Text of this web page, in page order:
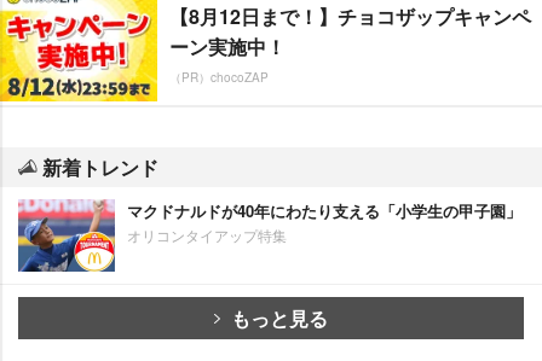
【8月12日まで！】チョコザップキャンペ
ーン実施中！
（PR）chocoZAP
新着トレンド
マクドナルドが40年にわたり支える「小学生の甲子園」
オリコンタイアップ特集
もっと見る